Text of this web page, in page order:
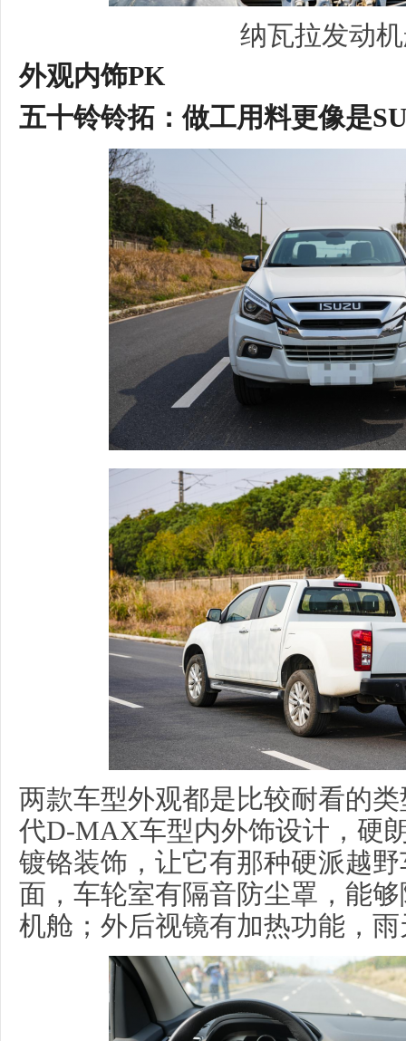
纳瓦拉发动
外观内饰PK
五十铃铃拓 ：做工用料更像是
两款车型外观都是比较耐看的
代D-MAX车型内外饰设计，硬
镀铬装饰，让它有那种硬派越
面，车轮室有隔音防尘罩，能
机舱；外后视镜有加热功能，